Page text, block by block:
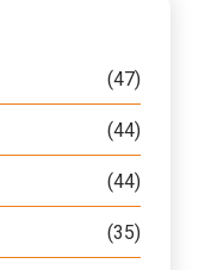
(47)
(44)
(44)
(35)